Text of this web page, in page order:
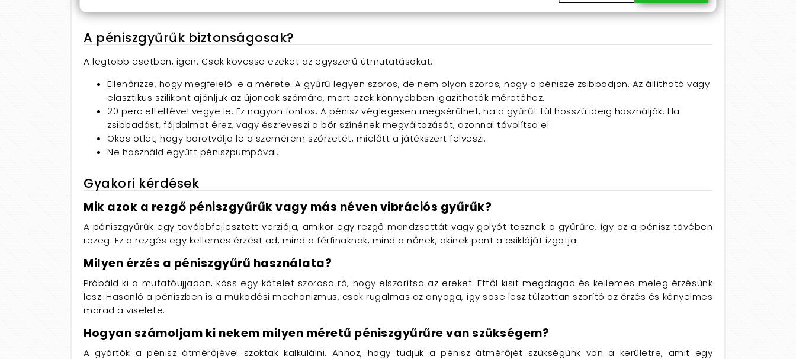
A péniszgyűrűk biztonságosak?
A legtöbb esetben, igen. Csak kövesse ezeket az egyszerű útmutatásokat:
Ellenőrizze, hogy megfelelő-e a mérete. A gyűrű legyen szoros, de nem olyan szoros, hogy a pénisze zsibbadjon. Az állítható vagy
elasztikus szilikont ajánljuk az újoncok számára, mert ezek könnyebben igazíthatók méretéhez.
20 perc elteltével vegye le. Ez nagyon fontos. A pénisz véglegesen megsérülhet, ha a gyűrűt túl hosszú ideig használják. Ha
zsibbadást, fájdalmat érez, vagy észreveszi a bőr színének megváltozását, azonnal távolítsa el.
Okos ötlet, hogy borotválja le a szemérem szőrzetét, mielőtt a játékszert felveszi.
Ne használd együtt péniszpumpával.
Gyakori kérdések
Mik azok a rezgő péniszgyűrűk vagy más néven vibrációs gyűrűk?
A péniszgyűrűk egy továbbfejlesztett verziója, amikor egy rezgő mandzsettát vagy golyót tesznek a gyűrűre, így az a pénisz tövében
rezeg. Ez a rezgés egy kellemes érzést ad, mind a férfinaknak, mind a nőnek, akinek pont a csiklóját izgatja.
Milyen érzés a péniszgyűrű használata?
Próbáld ki a mutatóujjadon, köss egy kötelet szorosa rá, hogy elszorítsa az ereket. Ettől kisit megdagad és kellemes meleg érzésünk
lesz. Hasonló a péniszben is a működési mechanizmus, csak rugalmas az anyaga, így sose lesz túlzottan szorító az érzés és kényelmes
marad a viselete.
Hogyan számoljam ki nekem milyen méretű péniszgyűrűre van szükségem?
A gyártók a pénisz átmérőjével szoktak kalkulálni. Ahhoz, hogy tudjuk a pénisz átmérőjét szükségünk van a kerületre, amit egy